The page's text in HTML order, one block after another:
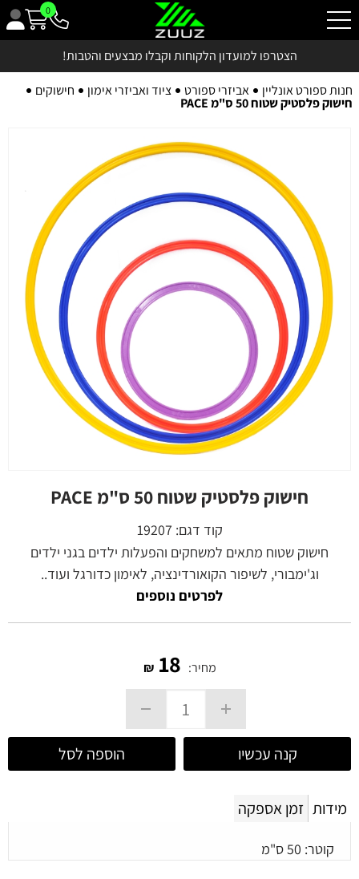
0
הצטרפו למועדון הלקוחות וקבלו מבצעים והטבות!
חנות ספורט אונליין אביזרי ספורט ציוד ואביזרי אימון חישוקים
חישוק פלסטיק שטוח 50 ס"מ PACE
חישוק פלסטיק שטוח 50 ס"מ PACE
קוד דגם: 19207
חישוק שטוח מתאים למשחקים והפעלות ילדים בגני ילדים
וג'ימבורי, לשיפור הקואורדינציה, לאימון כדורגל ועוד..
לפרטים נוספים
מחיר: 18
₪
קנה עכשיו הוספה לסל
מידות זמן אספקה
קוטר: 50 ס"מ